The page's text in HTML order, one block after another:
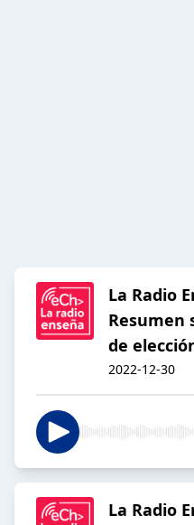
La Radio
Resumen
de
2022-12-30
La Radio